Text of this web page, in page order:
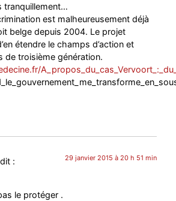
tranquillement…
est malheureusement déjà
belge depuis 2004. Le projet
étendre le champs d’action et
de troisième génération.
dit : 29 janvier 2015 à 20 h 51 min
le protéger .